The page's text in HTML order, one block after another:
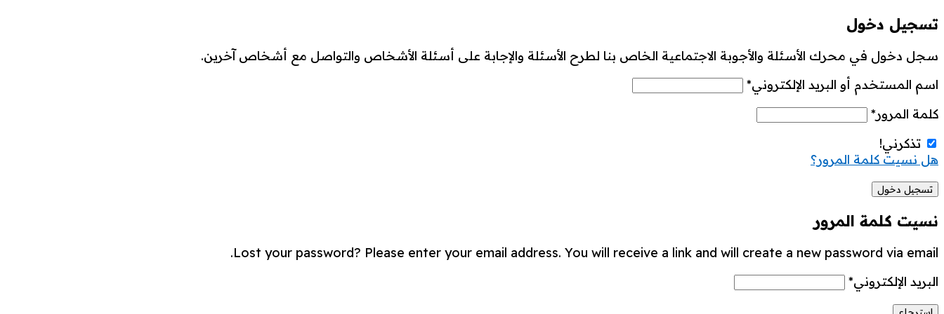
تسجيل دخول
سجل دخول في محرك الأسئلة والأجوبة الاجتماعية الخاص بنا لطرح الأسئلة والإجابة على أسئلة الأشخاص والتواصل مع أشخاص آخرين.
اسم المستخدم أو البريد الإلكتروني*
كلمة المرور*
تذكرني!
هل نسيت كلمة المرور؟
نسيت كلمة المرور
Lost your password? Please enter your email address. You will receive a link and will create a new password via email.
البريد الإلكتروني*